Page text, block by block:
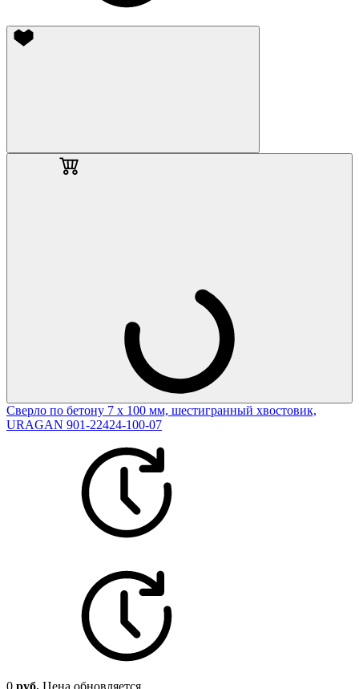
Cверло по бетону 7 х 100 мм, шестигранный хвостовик,
URAGAN 901-22424-100-07
0 руб. Цена обновляется